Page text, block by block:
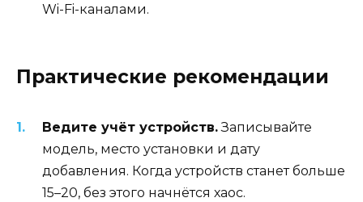
Wi-Fi-каналами.
Практические рекомендации
Ведите учёт устройств.Записывайте
модель, место установки и дату
добавления. Когда устройств станет больше
15–20, без этого начнётся хаос.